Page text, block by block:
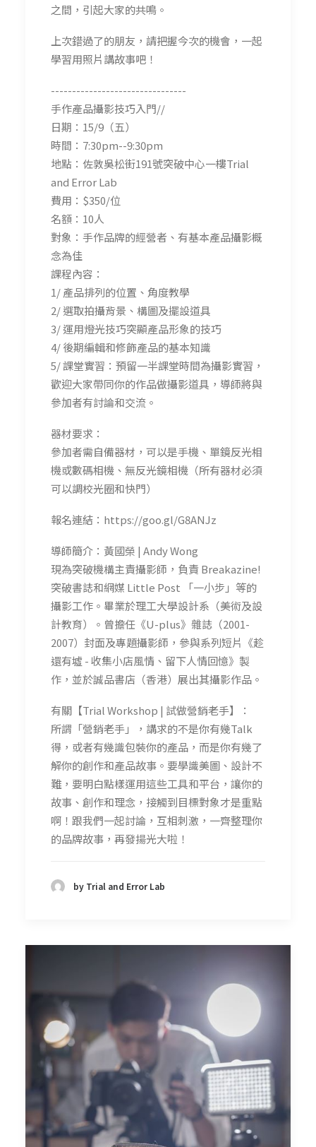
之間，引起大家的共鳴。
上次錯過了的朋友，請把握今次的機會，一起
學習用照片講故事吧！
--------------------------------
手作產品攝影技巧入門//
日期：15/9（五）
時間：7:30pm--9:30pm
地點：佐敦吳松街191號突破中心一樓Trial
and Error Lab
費用：$350/位
名額：10人
對象：手作品牌的經營者、有基本產品攝影概
念為佳
課程內容：
1/ 產品排列的位置、角度教學
2/ 選取拍攝背景、構圖及擺設道具
3/ 運用燈光技巧突顯產品形象的技巧
4/ 後期編輯和修飾產品的基本知識
5/ 課堂實習：預留一半課堂時間為攝影實習，
歡迎大家帶同你的作品做攝影道具，導師將與
參加者有討論和交流。
器材要求：
參加者需自備器材，可以是手機、單鏡反光相
機或數碼相機、無反光鏡相機（所有器材必須
可以調校光圈和快門）
報名連結：https://goo.gl/G8ANJz
導師簡介：黃國榮 | Andy Wong
現為突破機構主責攝影師，負責 Breakazine!
突破書誌和網媒 Little Post 「一小步」等的
攝影工作。畢業於理工大學設計系（美術及設
計教育）。曾擔任《U-plus》雜誌（2001-
2007）封面及專題攝影師，參與系列短片《趁
還有墟 - 收集小店風情、留下人情回憶》製
作，並於誠品書店（香港）展出其攝影作品。
有關【Trial Workshop | 試做營銷老手】：
所謂「營銷老手」，講求的不是你有幾Talk
得，或者有幾識包裝你的產品，而是你有幾了
解你的創作和產品故事。要學識美圖、設計不
難，要明白點樣運用這些工具和平台，讓你的
故事、創作和理念，接觸到目標對象才是重點
啊！跟我們一起討論，互相刺激，一齊整理你
的品牌故事，再發揚光大啦！
by Trial and Error Lab